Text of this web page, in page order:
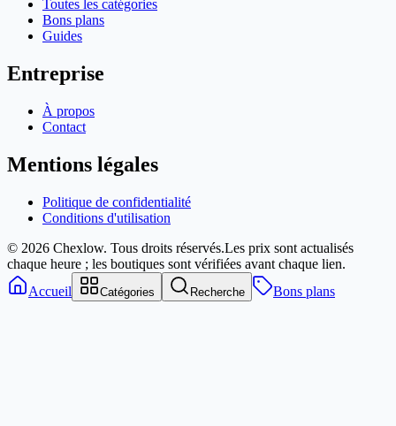
Toutes les catégories
Bons plans
Guides
Entreprise
À propos
Contact
Mentions légales
Politique de confidentialité
Conditions d'utilisation
© 2026 Chexlow. Tous droits réservés.Les prix sont actualisés
chaque heure ; les boutiques sont vérifiées avant chaque lien.
Accueil
Catégories Recherche Bons plans